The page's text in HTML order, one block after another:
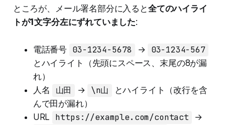
ところが、メール署名部分に入ると全てのハイライ
トが1文字分左にずれていました:
電話番号 03-1234-5678 → 03-1234-567
とハイライト（先頭にスペース、末尾の8が漏
れ）
人名
山田 → \n山
とハイライト（改行を含
んで田が漏れ）
URL
https://example.com/contact →